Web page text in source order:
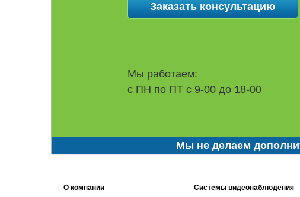
Мы работаем:
с ПН по ПТ с 9-00 до 18-00
Мы не делаем
О компании Системы видеонаблюдения